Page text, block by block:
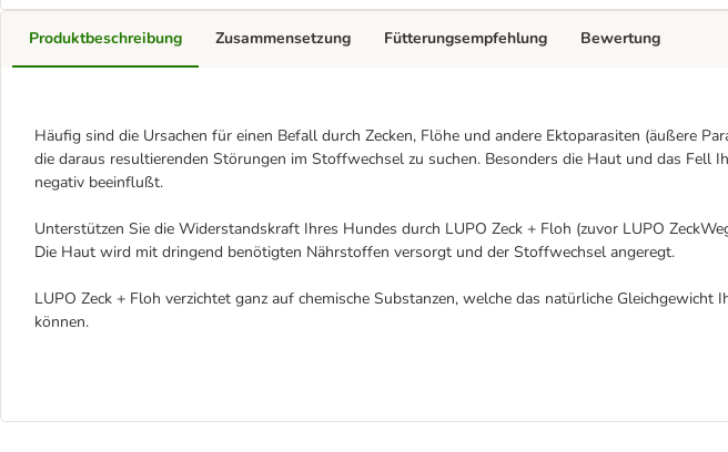
Produktbeschreibung
Häufig sind die Ursachen für einen Befall durch Zecken, Flöhe und andere Ektoparasiten (äußere
die daraus resultierenden Störungen im Stoffwechsel zu suchen. Besonders die Haut und das Fell
negativ beeinflußt.
Unterstützen Sie die Widerstandskraft Ihres Hundes durch LUPO Zeck + Floh (zuvor LUPO
Die Haut wird mit dringend benötigten Nährstoffen versorgt und der Stoffwechsel angeregt.
LUPO Zeck + Floh verzichtet ganz auf chemische Substanzen, welche das natürliche Gleichgewicht
können.
Zusammensetzung Fütterungsempfehlung Bewertung